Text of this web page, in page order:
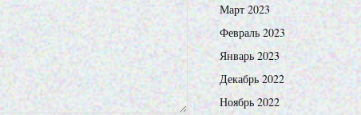
Март 2023
Февраль 2023
Январь 2023
Декабрь 2022
Ноябрь 2022